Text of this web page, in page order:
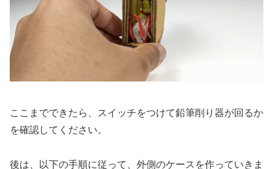
ここまでできたら、スイッチをつけて鉛筆削り器が回るか
を確認してください。
後は、以下の手順に従って、外側のケースを作っていきま